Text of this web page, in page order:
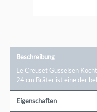
Beschreibung
Le Creuset Gusseisen
24 cm Bräter ist eine der
Eigenschaften